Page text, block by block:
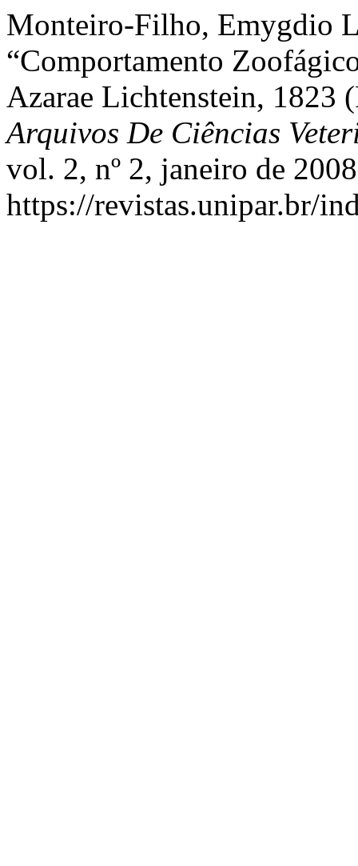
Monteiro-Filho, Emygdio
“Comportamento
Azarae Lichtenstein, 1823
Arquivos De Ciências
vol. 2, nº 2, janeiro de
https://revistas.unipar.br/